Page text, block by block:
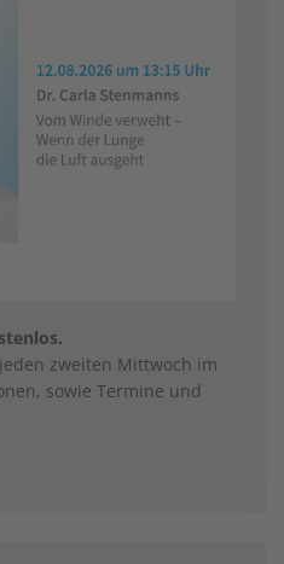
zweiten Mittwoch im
sowie Termine und